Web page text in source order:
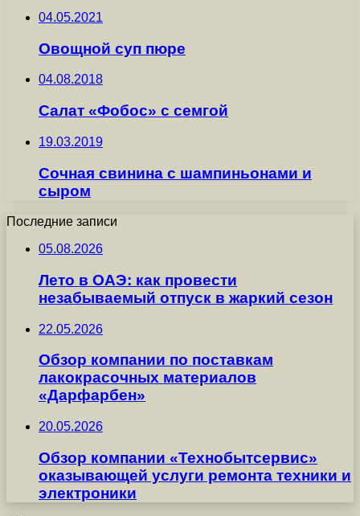
04.05.2021
Овощной суп пюре
04.08.2018
Салат «Фобос» с семгой
19.03.2019
Сочная свинина с шампиньонами и
сыром
Последние записи
05.08.2026
Лето в ОАЭ: как провести
незабываемый отпуск в жаркий сезон
22.05.2026
Обзор компании по поставкам
лакокрасочных материалов
«Дарфарбен»
20.05.2026
Обзор компании «Технобытсервис»
оказывающей услуги ремонта техники и
электроники